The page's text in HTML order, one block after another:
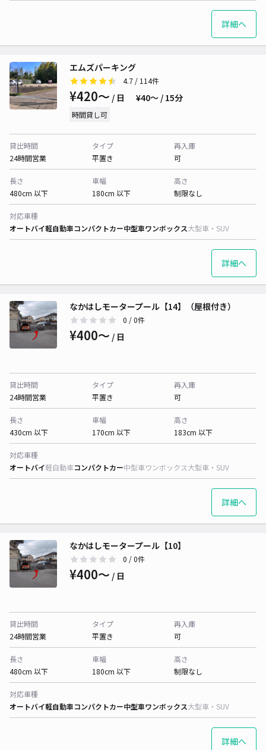
詳細へ
エムズパーキング
4.7 / 114件
¥420〜 / 日 ¥40〜 / 15分
時間貸し可
貸出時間
24時間営業
タイプ
平置き
再入庫
可
長さ
480cm 以下
車幅
180cm 以下
高さ
制限なし
対応車種
オートバイ軽自動車コンパクトカー中型車ワンボックス大型車・SUV
詳細へ
なかはしモータープール【14】（屋根付き）
0 / 0件
¥400〜 / 日
貸出時間
24時間営業
タイプ
平置き
再入庫
可
長さ
430cm 以下
車幅
170cm 以下
高さ
183cm 以下
対応車種
オートバイ軽自動車コンパクトカー中型車ワンボックス大型車・SUV
詳細へ
なかはしモータープール【10】
0 / 0件
¥400〜 / 日
貸出時間
24時間営業
タイプ
平置き
再入庫
可
長さ
480cm 以下
車幅
180cm 以下
高さ
制限なし
対応車種
オートバイ軽自動車コンパクトカー中型車ワンボックス大型車・SUV
詳細へ